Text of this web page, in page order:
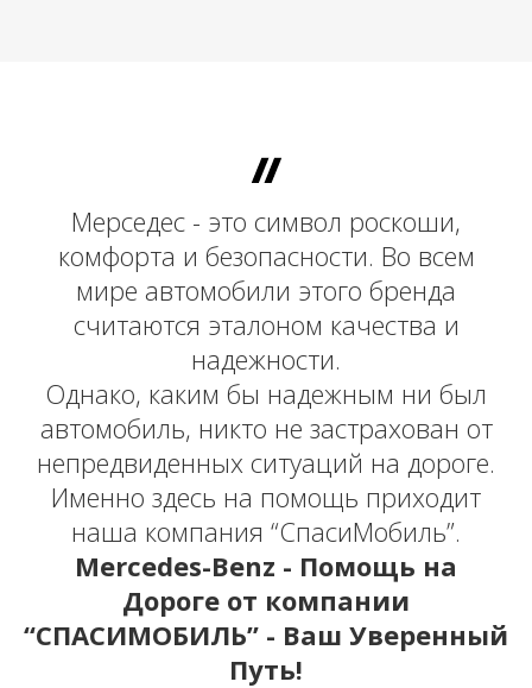
Мерседес - это символ роскоши,
комфорта и безопасности. Во всем
мире автомобили этого бренда
считаются эталоном качества и
надежности.
Однако, каким бы надежным ни был
автомобиль, никто не застрахован от
непредвиденных ситуаций на дороге.
Именно здесь на помощь приходит
наша компания “СпасиМобиль”.
Mercedes-Benz - Помощь на
Дороге от компании
“СПАСИМОБИЛЬ” - Ваш Уверенный
Путь!